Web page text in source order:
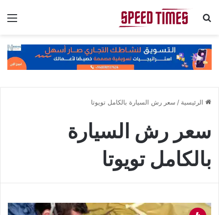
بحث عن
الرئيسية / سعر رش السيارة بالكامل تويوتا
سعر رش السيارة
بالكامل تويوتا